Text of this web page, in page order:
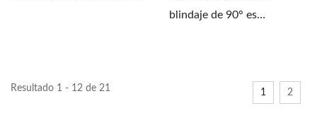
blindaje de 90° es
Resultado 1 - 12 de 21 1 2